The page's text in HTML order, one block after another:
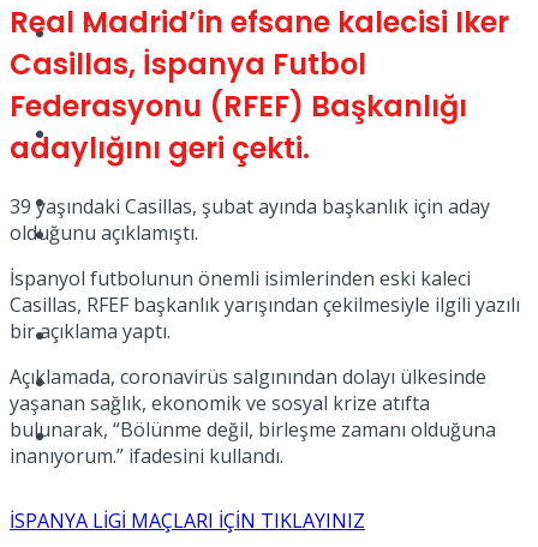
Sağlık
TV
Kadınca
Müzik
Sinema
Tatil
Spor
Podcast
Real Madrid’in efsane kalecisi Iker
Casillas, İspanya Futbol
Federasyonu (RFEF) Başkanlığı
adaylığını geri çekti.
39 yaşındaki Casillas, şubat ayında başkanlık için aday
olduğunu açıklamıştı.
İspanyol futbolunun önemli isimlerinden eski kaleci
Casillas, RFEF başkanlık yarışından çekilmesiyle ilgili yazılı
bir açıklama yaptı.
Açıklamada, coronavirüs salgınından dolayı ülkesinde
yaşanan sağlık, ekonomik ve sosyal krize atıfta
bulunarak, “Bölünme değil, birleşme zamanı olduğuna
inanıyorum.” ifadesini kullandı.
İSPANYA LİGİ MAÇLARI İÇİN TIKLAYINIZ